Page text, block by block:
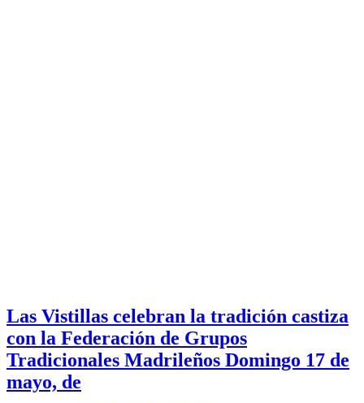
Las Vistillas celebran la tradición castiza
con la Federación de Grupos
Tradicionales Madrileños Domingo 17 de
mayo, de